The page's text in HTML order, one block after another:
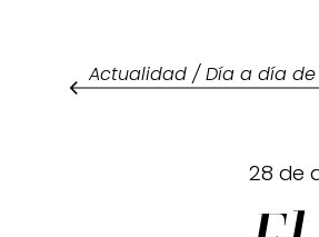
Actualidad /Día a día
28 de